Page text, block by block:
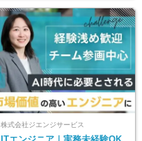
株式会社ジエンジサービス